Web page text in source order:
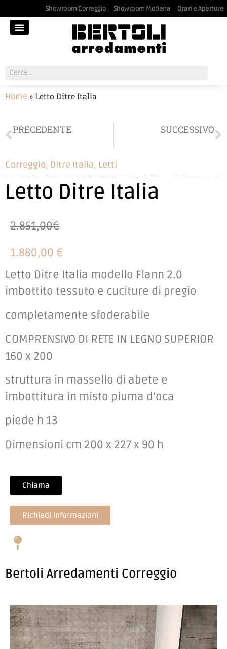
Showroom Correggio Showroom Modena Orari e Aperture
Home »Letto Ditre Italia
PRECEDENTE SUCCESSIVO
Correggio, Ditre Italia, Letti
Letto Ditre Italia
2.851,00€
1.880,00 €
Letto Ditre Italia modello Flann 2.0
imbottito tessuto e cuciture di pregio
completamente sfoderabile
COMPRENSIVO DI RETE IN LEGNO SUPERIOR
160 x 200
struttura in massello di abete e
imbottitura in misto piuma d’oca
piede h 13
Dimensioni cm 200 x 227 x 90 h
Chiama
Richiedi informazioni
Bertoli Arredamenti Correggio